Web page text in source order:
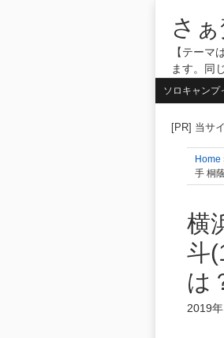
さ
【テーマ
ます。同
ソロキャンプ
[PR] 当サ
Home
手 桐
横
斗
は
2019